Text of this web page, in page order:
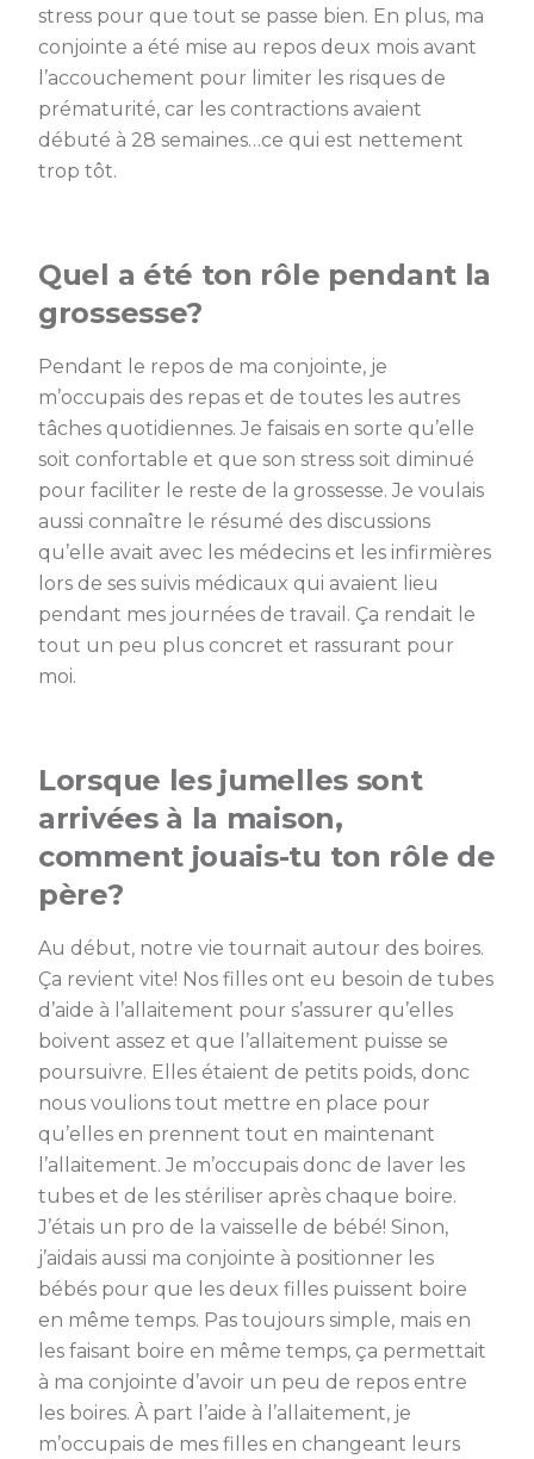
stress pour que tout se passe bien. En plus, ma
conjointe a été mise au repos deux mois avant
l’accouchement pour limiter les risques de
prématurité, car les contractions avaient
débuté à 28 semaines…ce qui est nettement
trop tôt.
Quel a été ton rôle pendant la
grossesse?
Pendant le repos de ma conjointe, je
m’occupais des repas et de toutes les autres
tâches quotidiennes. Je faisais en sorte qu’elle
soit confortable et que son stress soit diminué
pour faciliter le reste de la grossesse. Je voulais
aussi connaître le résumé des discussions
qu’elle avait avec les médecins et les infirmières
lors de ses suivis médicaux qui avaient lieu
pendant mes journées de travail. Ça rendait le
tout un peu plus concret et rassurant pour
moi.
Lorsque les jumelles sont
arrivées à la maison,
comment jouais-tu ton rôle de
père?
Au début, notre vie tournait autour des boires.
Ça revient vite! Nos filles ont eu besoin de tubes
d’aide à l’allaitement pour s’assurer qu’elles
boivent assez et que l’allaitement puisse se
poursuivre. Elles étaient de petits poids, donc
nous voulions tout mettre en place pour
qu’elles en prennent tout en maintenant
l’allaitement. Je m’occupais donc de laver les
tubes et de les stériliser après chaque boire.
J’étais un pro de la vaisselle de bébé! Sinon,
j’aidais aussi ma conjointe à positionner les
bébés pour que les deux filles puissent boire
en même temps. Pas toujours simple, mais en
les faisant boire en même temps, ça permettait
à ma conjointe d’avoir un peu de repos entre
les boires. À part l’aide à l’allaitement, je
m’occupais de mes filles en changeant leurs